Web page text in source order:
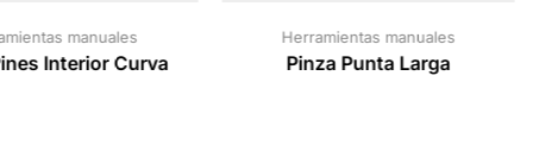
manuales
Interior Curva
Herramientas manuales
Pinza Punta Larga